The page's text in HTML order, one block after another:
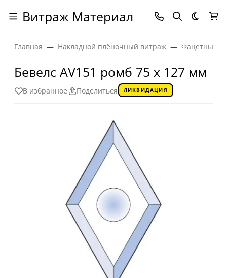
Витраж Материал Темная
Главная Накладной плёночный витраж Фацетные
Бевелс AV151 ромб 75 х 127 мм
В избранное Поделиться ЛИКВИДАЦИЯ